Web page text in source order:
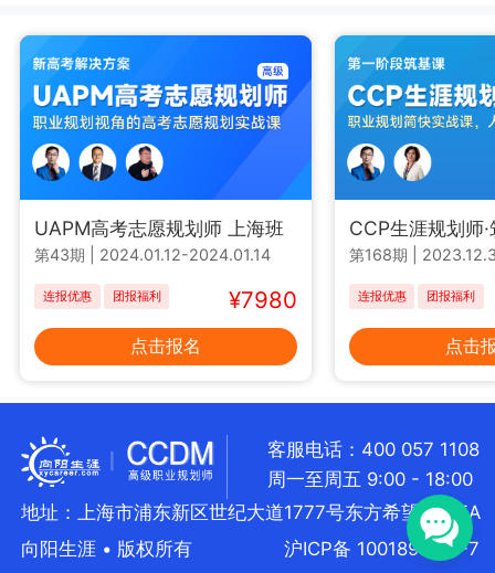
UAPM高考志愿规划师 上海班
第43期 2024.01.12-2024.01.14
连报优惠 团报福利 ¥7980
点击报名
CCP生涯规划师
第168期
连报优惠 团报福利
点击
客服电话：400 057 1108
周一至周五 9:00 - 18:00
地址：上海市浦东新区世纪大道1777号东方希望大厦5A
向阳生涯 • 版权所有
沪ICP备 10018957号-7